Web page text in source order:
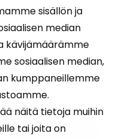
sisällön ja
median
kävijämäärämme
sosiaalisen median,
kumppaneillemme
näitä tietoja muihin
tai joita on
tavalla.